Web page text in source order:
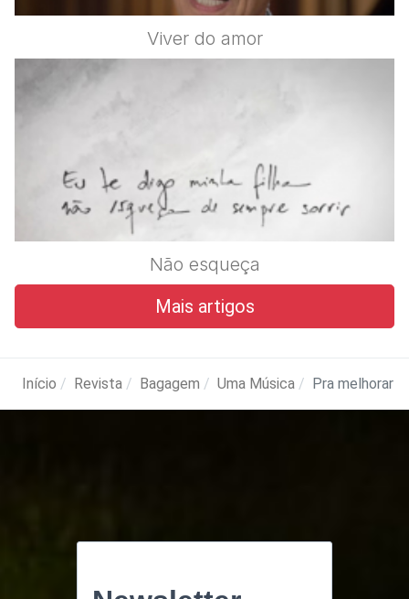
Viver do amor
Não esqueça
Mais artigos
Início Revista Bagagem Uma Música Pra melhorar